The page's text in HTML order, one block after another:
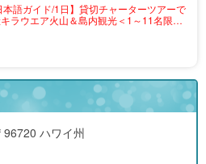
本語ガイド/1日】貸切チャーターツアーで
ラウエア火山＆島内観光＜1～11名限定
ハワイ州